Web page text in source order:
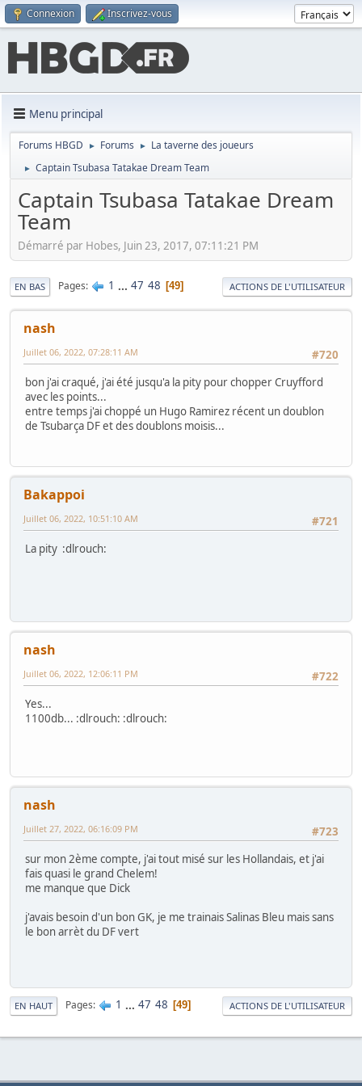
Connexion Inscrivez-vous
Menu principal
Forums HBGD ► Forums ► La taverne des joueurs
► Captain Tsubasa Tatakae Dream Team
Captain Tsubasa Tatakae Dream
Team
Démarré par Hobes, Juin 23, 2017, 07:11:21 PM
EN BAS Pages 1 ... 47 48 49 ACTIONS DE L'UTILISATEUR
nash
#720
Juillet 06, 2022, 07:28:11 AM
bon j'ai craqué, j'ai été jusqu'a la pity pour chopper Cruyfford
avec les points...
entre temps j'ai choppé un Hugo Ramirez récent un doublon
de Tsubarça DF et des doublons moisis...
Bakappoi
#721
Juillet 06, 2022, 10:51:10 AM
La pity :dlrouch:
nash
#722
Juillet 06, 2022, 12:06:11 PM
Yes...
1100db... :dlrouch: :dlrouch:
nash
#723
Juillet 27, 2022, 06:16:09 PM
sur mon 2ème compte, j'ai tout misé sur les Hollandais, et j'ai
fais quasi le grand Chelem!
me manque que Dick
j'avais besoin d'un bon GK, je me trainais Salinas Bleu mais sans
le bon arrèt du DF vert
EN HAUT Pages 1 ... 47 48 49 ACTIONS DE L'UTILISATEUR